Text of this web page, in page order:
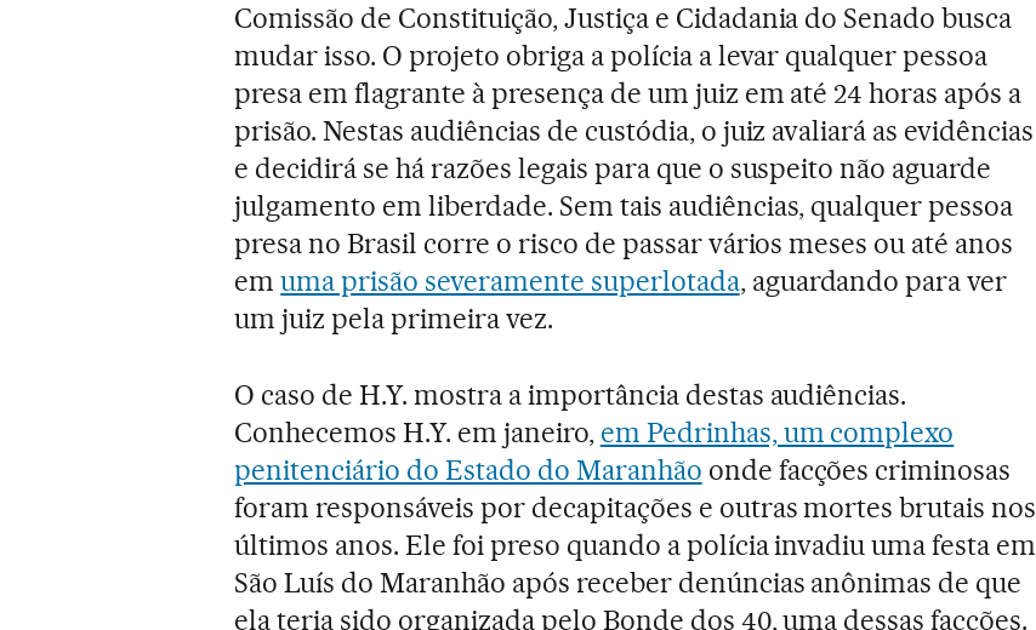
Comissão de Constituição, Justiça e Cidadania do Senado busca
mudar isso. O projeto obriga a polícia a levar qualquer pessoa
presa em flagrante à presença de um juiz em até 24 horas após a
prisão. Nestas audiências de custódia, o juiz avaliará as evidências
e decidirá se há razões legais para que o suspeito não aguarde
julgamento em liberdade. Sem tais audiências, qualquer pessoa
presa no Brasil corre o risco de passar vários meses ou até anos
emuma prisão severamente superlotada, aguardando para ver
um juiz pela primeira vez.
O caso de H.Y. mostra a importância destas audiências.
Conhecemos H.Y. em janeiro, em Pedrinhas, um complexo
penitenciário do Estado do Maranhão onde facções criminosas
foram responsáveis por decapitações e outras mortes brutais nos
últimos anos. Ele foi preso quando a polícia invadiu uma festa em
São Luís do Maranhão após receber denúncias anônimas de que
ela teria sido organizada pelo Bonde dos 40, uma dessas facções.